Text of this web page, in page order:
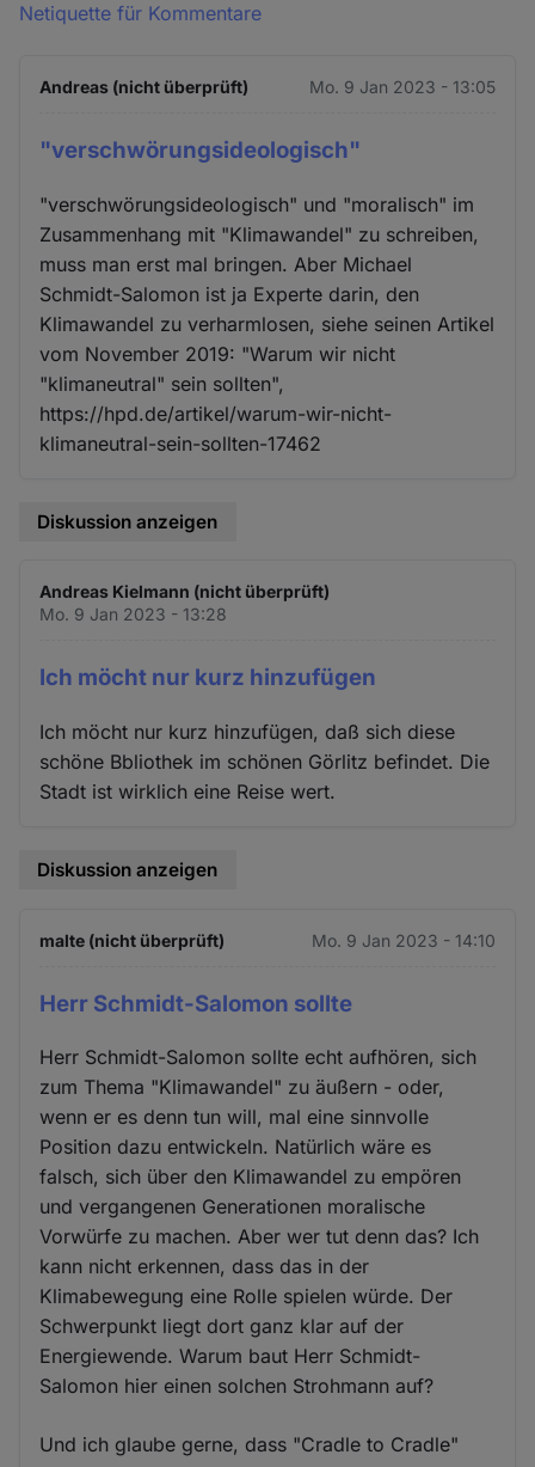
Netiquette für Kommentare
Andreas (nicht überprüft) Mo. 9 Jan 2023 - 13:05
"verschwörungsideologisch"
"verschwörungsideologisch" und "moralisch" im
Zusammenhang mit "Klimawandel" zu schreiben,
muss man erst mal bringen. Aber Michael
Schmidt-Salomon ist ja Experte darin, den
Klimawandel zu verharmlosen, siehe seinen Artikel
vom November 2019: "Warum wir nicht
"klimaneutral" sein sollten",
https://hpd.de/artikel/warum-wir-nicht-
klimaneutral-sein-sollten-17462
Diskussion anzeigen
Andreas Kielmann (nicht überprüft)
Mo. 9 Jan 2023 - 13:28
Ich möcht nur kurz hinzufügen
Ich möcht nur kurz hinzufügen, daß sich diese
schöne Bbliothek im schönen Görlitz befindet. Die
Stadt ist wirklich eine Reise wert.
Diskussion anzeigen
malte (nicht überprüft) Mo. 9 Jan 2023 - 14:10
Herr Schmidt-Salomon sollte
Herr Schmidt-Salomon sollte echt aufhören, sich
zum Thema "Klimawandel" zu äußern - oder,
wenn er es denn tun will, mal eine sinnvolle
Position dazu entwickeln. Natürlich wäre es
falsch, sich über den Klimawandel zu empören
und vergangenen Generationen moralische
Vorwürfe zu machen. Aber wer tut denn das? Ich
kann nicht erkennen, dass das in der
Klimabewegung eine Rolle spielen würde. Der
Schwerpunkt liegt dort ganz klar auf der
Energiewende. Warum baut Herr Schmidt-
Salomon hier einen solchen Strohmann auf?
Und ich glaube gerne, dass "Cradle to Cradle"